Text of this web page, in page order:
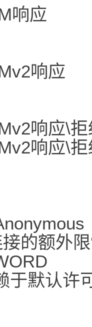
响应
响应
响应\
响应\
的额外
于默认许